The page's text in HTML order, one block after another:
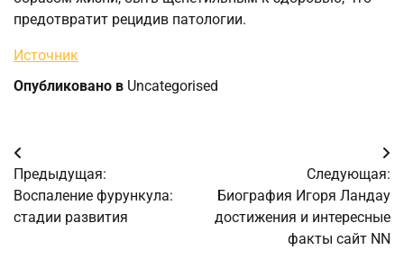
предотвратит рецидив патологии.
Источник
Опубликовано в Uncategorised
Навигация
по
записям
Предыдущая:
Воспаление фурункула:
стадии развития
Следующая:
Биография Игоря Ландау
достижения и интересные
факты сайт NN